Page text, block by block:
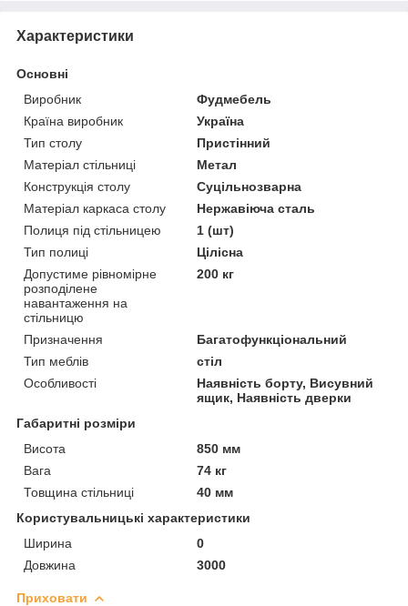
Характеристики
Основні
Виробник
Фудмебель
Країна виробник
Україна
Тип столу
Пристінний
Матеріал стільниці
Метал
Конструкція столу
Суцільнозварна
Матеріал каркаса столу
Нержавіюча сталь
Полиця під стільницею
1 (шт)
Тип полиці
Цілісна
Допустиме рівномірне
розподілене
навантаження на
стільницю
200 кг
Призначення
Багатофункціональний
Тип меблів
стіл
Особливості
Наявність борту, Висувний
ящик, Наявність дверки
Габаритні розміри
Висота
850 мм
Вага
74 кг
Товщина стільниці
40 мм
Користувальницькі характеристики
Ширина
0
Довжина
3000
Приховати